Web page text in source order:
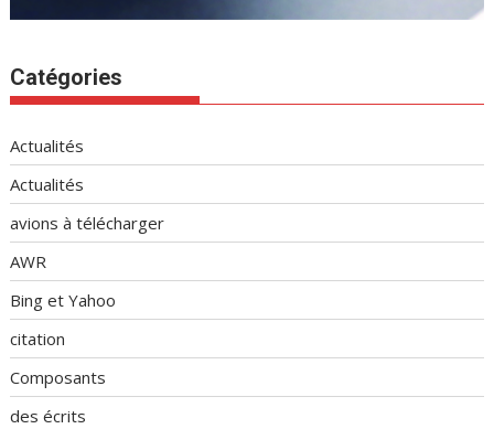
Catégories
Actualités
Actualités
avions à télécharger
AWR
Bing et Yahoo
citation
Composants
des écrits